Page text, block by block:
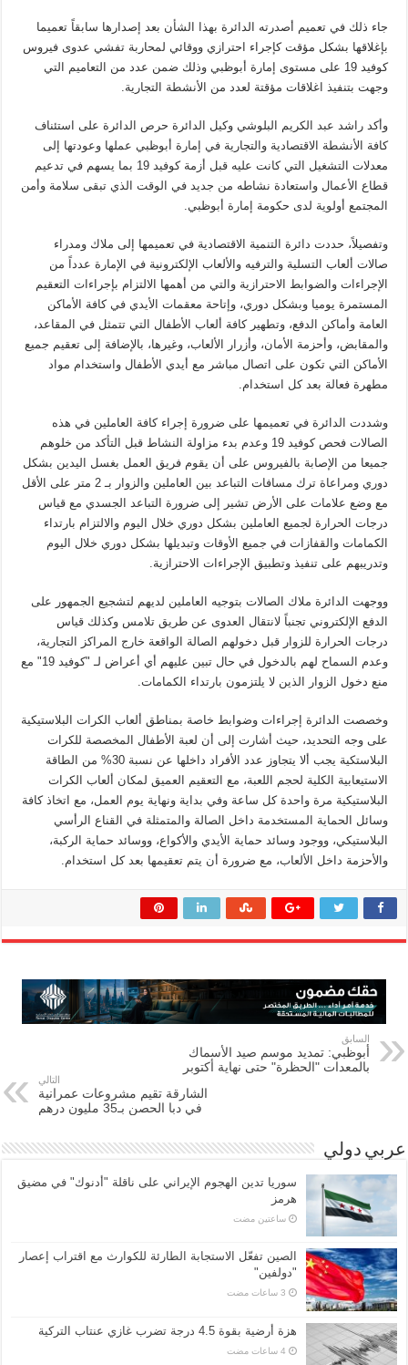
جاء ذلك في تعميم أصدرته الدائرة بهذا الشأن بعد إصدارها سابقاً تعميما
بإغلاقها بشكل مؤقت كإجراء احترازي ووقائي لمحاربة تفشي عدوى فيروس
كوفيد 19 على مستوى إمارة أبوظبي وذلك ضمن عدد من التعاميم التي
وجهت بتنفيذ اغلاقات مؤقتة لعدد من الأنشطة التجارية.
وأكد راشد عبد الكريم البلوشي وكيل الدائرة حرص الدائرة على استئناف
كافة الأنشطة الاقتصادية والتجارية في إمارة أبوظبي عملها وعودتها إلى
معدلات التشغيل التي كانت عليه قبل أزمة كوفيد 19 بما يسهم في تدعيم
قطاع الأعمال واستعادة نشاطه من جديد في الوقت الذي تبقى سلامة وأمن
المجتمع أولوية لدى حكومة إمارة أبوظبي.
وتفصيلاً، حددت دائرة التنمية الاقتصادية في تعميمها إلى ملاك ومدراء
صالات ألعاب التسلية والترفيه والألعاب الإلكترونية في الإمارة عدداً من
الإجراءات والضوابط الاحترازية والتي من أهمها الالتزام بإجراءات التعقيم
المستمرة يوميا وبشكل دوري، وإتاحة معقمات الأيدي في كافة الأماكن
العامة وأماكن الدفع، وتطهير كافة ألعاب الأطفال التي تتمثل في المقاعد،
والمقابض، وأحزمة الأمان، وأزرار الألعاب، وغيرها، بالإضافة إلى تعقيم جميع
الأماكن التي تكون على اتصال مباشر مع أيدي الأطفال واستخدام مواد
مطهرة فعالة بعد كل استخدام.
وشددت الدائرة في تعميمها على ضرورة إجراء كافة العاملين في هذه
الصالات فحص كوفيد 19 وعدم بدء مزاولة النشاط قبل التأكد من خلوهم
جميعا من الإصابة بالفيروس على أن يقوم فريق العمل بغسل اليدين بشكل
دوري ومراعاة ترك مسافات التباعد بين العاملين والزوار بـ 2 متر على الأقل
مع وضع علامات على الأرض تشير إلى ضرورة التباعد الجسدي مع قياس
درجات الحرارة لجميع العاملين بشكل دوري خلال اليوم والالتزام بارتداء
الكمامات والقفازات في جميع الأوقات وتبديلها بشكل دوري خلال اليوم
وتدريبهم على تنفيذ وتطبيق الإجراءات الاحترازية.
ووجهت الدائرة ملاك الصالات بتوجيه العاملين لديهم لتشجيع الجمهور على
الدفع الإلكتروني تجنباً لانتقال العدوى عن طريق تلامس وكذلك قياس
درجات الحرارة للزوار قبل دخولهم الصالة الواقعة خارج المراكز التجارية،
وعدم السماح لهم بالدخول في حال تبين عليهم أي أعراض لـ "كوفيد 19" مع
منع دخول الزوار الذين لا يلتزمون بارتداء الكمامات.
وخصصت الدائرة إجراءات وضوابط خاصة بمناطق ألعاب الكرات البلاستيكية
على وجه التحديد، حيث أشارت إلى أن لعبة الأطفال المخصصة للكرات
البلاستكية يجب ألا يتجاوز عدد الأفراد داخلها عن نسبة 30% من الطاقة
الاستيعابية الكلية لحجم اللعبة، مع التعقيم العميق لمكان ألعاب الكرات
البلاستيكية مرة واحدة كل ساعة وفي بداية ونهاية يوم العمل، مع اتخاذ كافة
وسائل الحماية المستخدمة داخل الصالة والمتمثلة في القناع الرأسي
البلاستيكي، ووجود وسائد حماية الأيدي والأكواع، ووسائد حماية الركبة،
والأحزمة داخل الألعاب، مع ضرورة أن يتم تعقيمها بعد كل استخدام.
السابق
أبوظبي: تمديد موسم صيد الأسماك
بالمعدات "الحظرة" حتى نهاية أكتوبر
التالي
الشارقة تقيم مشروعات عمرانية
في دبا الحصن بـ35 مليون درهم
عربي دولي
سوريا تدين الهجوم الإيراني على ناقلة "أدنوك" في مضيق
هرمز ‏
‏ساعتين مضت
الصين تفعّل الاستجابة الطارئة للكوارث مع اقتراب إعصار
"دولفين"
هزة أرضية بقوة 4.5 درجة تضرب غازي عنتاب التركية